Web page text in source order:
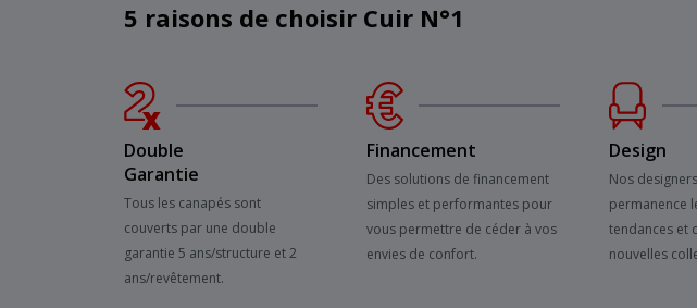
5 raisons de choisir Cuir N°1
Double
Garantie
Tous les canapés sont
couverts par une double
garantie 5 ans/structure et 2
ans/revêtement.
Financement
Des solutions de financement
simples et performantes pour
vous permettre de céder à vos
envies de confort.
Design
Nos
permanence
tendances et
nouvelles